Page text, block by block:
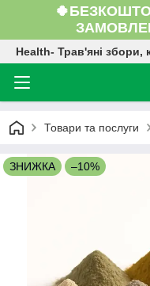
Health- Трав'яні збори,
Товари та послуги
ЗНИЖКА –10%